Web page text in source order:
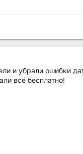
и убрали ошибки
всё бесплатно!